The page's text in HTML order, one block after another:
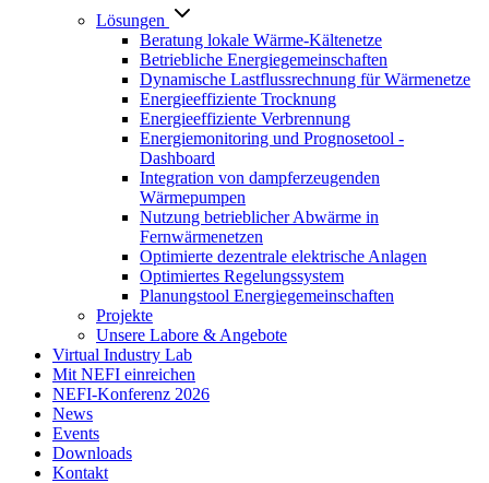
Lösungen
Beratung lokale Wärme-Kältenetze
Betriebliche Energiegemeinschaften
Dynamische Lastflussrechnung für Wärmenetze
Energieeffiziente Trocknung
Energieeffiziente Verbrennung
Energiemonitoring und Prognosetool -
Dashboard
Integration von dampferzeugenden
Wärmepumpen
Nutzung betrieblicher Abwärme in
Fernwärmenetzen
Optimierte dezentrale elektrische Anlagen
Optimiertes Regelungssystem
Planungstool Energiegemeinschaften
Projekte
Unsere Labore & Angebote
Virtual Industry Lab
Mit NEFI einreichen
NEFI-Konferenz 2026
News
Events
Downloads
Kontakt